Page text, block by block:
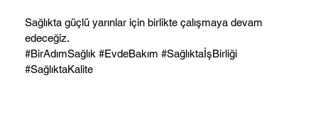
Sağlıkta güçlü yarınlar için birlikte çalışmaya devam
edeceğiz.
#BirAdımSağlık #EvdeBakım #SağlıktaİşBirliği
#SağlıktaKalite